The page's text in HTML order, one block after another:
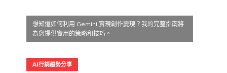
想知道如何利用 Gemini 實現創作變現？我的完整指南將
為您提供實用的策略和技巧。
AI行銷趨勢分享